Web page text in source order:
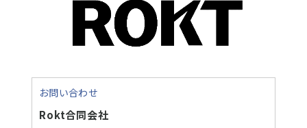
お問い合わせ
Rokt合同会社